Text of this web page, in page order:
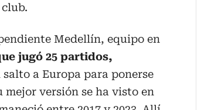
Medellín, equipo en
jugó 25 partidos,
a Europa para ponerse
mejor versión se ha visto en